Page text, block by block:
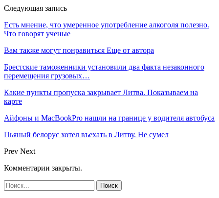
Следующая запись
Есть мнение, что умеренное употребление алкоголя полезно.
Что говорят ученые
Вам также могут понравиться Еще от автора
Брестские таможенники установили два факта незаконного
перемещения грузовых…
Какие пункты пропуска закрывает Литва. Показываем на
карте
Айфоны и MacBookPro нашли на границе у водителя автобуса
Пьяный белорус хотел въехать в Литву. Не сумел
Prev Next
Комментарии закрыты.